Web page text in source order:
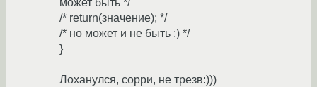
может быть */
/* return(значение); */
/* но может и не быть :) */
}
Лоханулся, сорри, не трезв:)))